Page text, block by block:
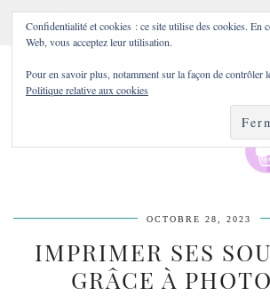
OCTOBRE 28, 2023
IMPRIMER SES
GRÂCE À
Confidentialité et cookies : ce site utilise des cookies. En
Web, vous acceptez leur utilisation.
Pour en savoir plus, notamment sur la façon de contrôler
Politique relative aux cookies